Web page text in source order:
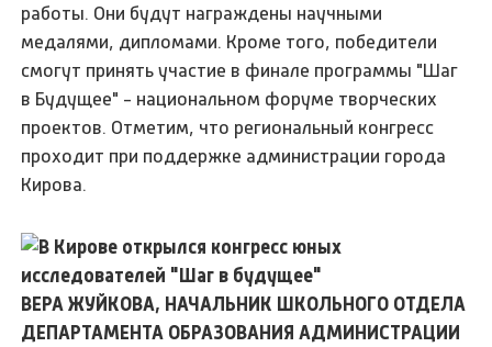
работы. Они будут награждены научными
медалями, дипломами. Кроме того, победители
смогут принять участие в финале программы "Шаг
в Будущее" - национальном форуме творческих
проектов. Отметим, что региональный конгресс
проходит при поддержке администрации города
Кирова.
ВЕРА ЖУЙКОВА, НАЧАЛЬНИК ШКОЛЬНОГО ОТДЕЛА
ДЕПАРТАМЕНТА ОБРАЗОВАНИЯ АДМИНИСТРАЦИИ